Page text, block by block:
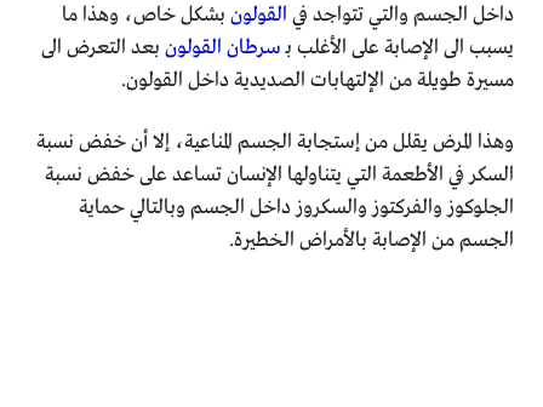
داخل الجسم والتي تتواجد في القولون بشكل خاص، وهذا ما
يسبب الى الإصابة على الأغلب بـسرطان القولون بعد التعرض الى
مسيرة طويلة من الإلتهابات الصديدية داخل القولون.
وهذا المرض يقلل من إستجابة الجسم المناعية، إلا أن خفض نسبة
السكر في الأطعمة التي يتناولها الإنسان تساعد على خفض نسبة
الجلوكوز والفركتوز والسكروز داخل الجسم وبالتالي حماية
الجسم من الإصابة بالأمراض الخطيرة.